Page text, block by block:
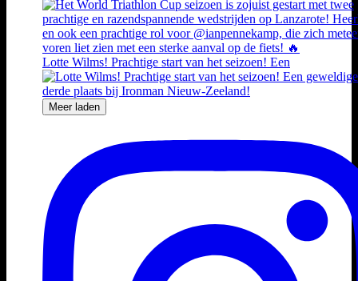
Lotte Wilms! Prachtige start van het seizoen! Een
Meer laden